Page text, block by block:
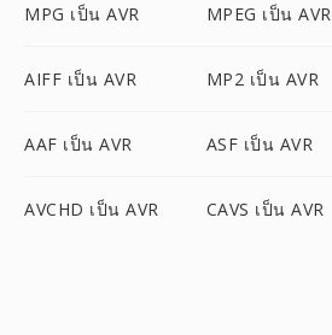
MPG เป็น AVR MPEG เป็น AVR
AIFF เป็น AVR MP2 เป็น AVR
AAF เป็น AVR ASF เป็น AVR
AVCHD เป็น AVR CAVS เป็น AVR